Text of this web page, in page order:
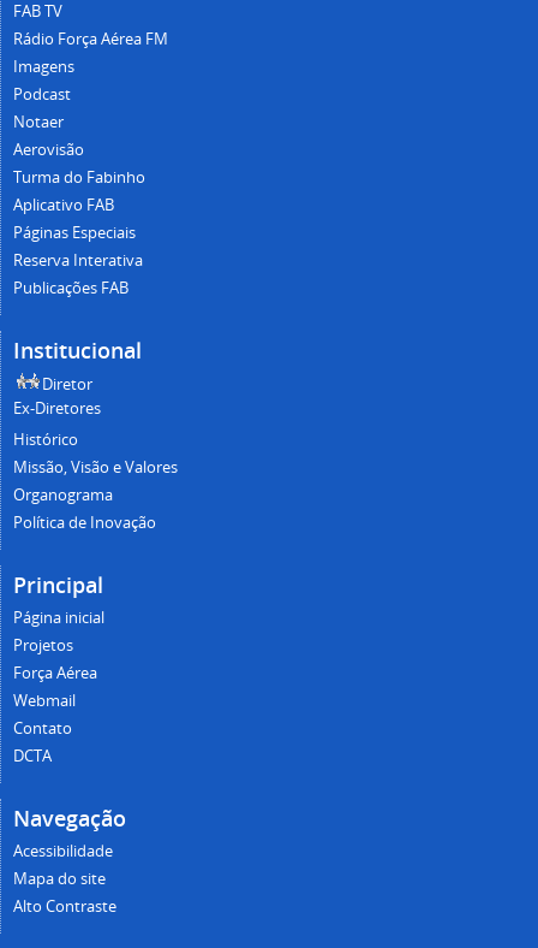
FAB TV
Rádio Força Aérea FM
Imagens
Podcast
Notaer
Aerovisão
Turma do Fabinho
Aplicativo FAB
Páginas Especiais
Reserva Interativa
Publicações FAB
Institucional
Diretor
Ex-Diretores
Histórico
Missão, Visão e Valores
Organograma
Política de Inovação
Principal
Página inicial
Projetos
Força Aérea
Webmail
Contato
DCTA
Navegação
Acessibilidade
Mapa do site
Alto Contraste